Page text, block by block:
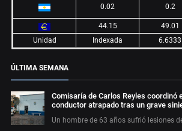
0.02 0.2
44.15
49.01
Unidad
Indexada 6.6333
ÚLTIMA SEMANA
Comisaría de Carlos Reyles coordinó
conductor atrapado tras un grave
Un hombre de 63 años sufrió lesiones